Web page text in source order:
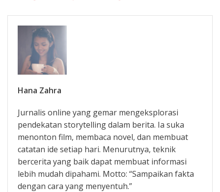
Hana Zahra
Jurnalis online yang gemar mengeksplorasi
pendekatan storytelling dalam berita. Ia suka
menonton film, membaca novel, dan membuat
catatan ide setiap hari. Menurutnya, teknik
bercerita yang baik dapat membuat informasi
lebih mudah dipahami. Motto: “Sampaikan fakta
dengan cara yang menyentuh.”